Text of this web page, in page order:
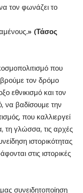
τον φωνάζει το
.» (Τάσος
που
τον δρόμο
εθνικισμό και τον
να βαδίσουμε την
που καλλιεργεί
τη γλώσσα, τις αρχές
ιστορικότητας
στις ιστορικές
συνειδητοποίηση